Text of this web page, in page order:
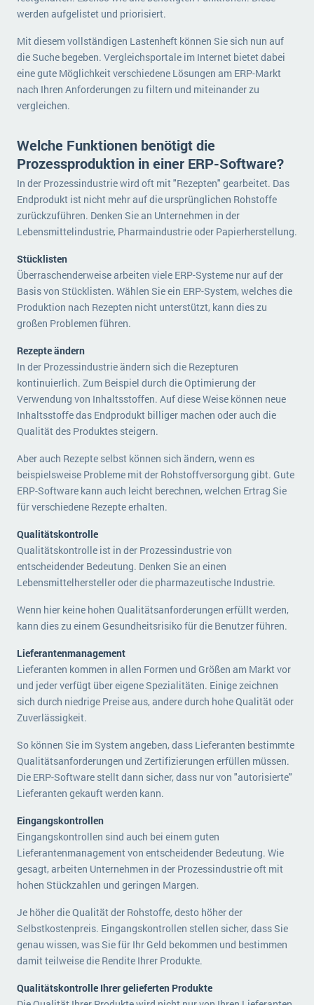
werden aufgelistet und priorisiert.
Mit diesem vollständigen Lastenheft können Sie sich nun auf
die Suche begeben. Vergleichsportale im Internet bietet dabei
eine gute Möglichkeit verschiedene Lösungen am ERP-Markt
nach Ihren Anforderungen zu filtern und miteinander zu
vergleichen.
Welche Funktionen benötigt die
Prozessproduktion in einer ERP-Software?
In der Prozessindustrie wird oft mit "Rezepten" gearbeitet. Das
Endprodukt ist nicht mehr auf die ursprünglichen Rohstoffe
zurückzuführen. Denken Sie an Unternehmen in der
Lebensmittelindustrie, Pharmaindustrie oder Papierherstellung.
Stücklisten
Überraschenderweise arbeiten viele ERP-Systeme nur auf der
Basis von Stücklisten. Wählen Sie ein ERP-System, welches die
Produktion nach Rezepten nicht unterstützt, kann dies zu
großen Problemen führen.
Rezepte ändern
In der Prozessindustrie ändern sich die Rezepturen
kontinuierlich. Zum Beispiel durch die Optimierung der
Verwendung von Inhaltsstoffen. Auf diese Weise können neue
Inhaltsstoffe das Endprodukt billiger machen oder auch die
Qualität des Produktes steigern.
Aber auch Rezepte selbst können sich ändern, wenn es
beispielsweise Probleme mit der Rohstoffversorgung gibt. Gute
ERP-Software kann auch leicht berechnen, welchen Ertrag Sie
für verschiedene Rezepte erhalten.
Qualitätskontrolle
Qualitätskontrolle ist in der Prozessindustrie von
entscheidender Bedeutung. Denken Sie an einen
Lebensmittelhersteller oder die pharmazeutische Industrie.
Wenn hier keine hohen Qualitätsanforderungen erfüllt werden,
kann dies zu einem Gesundheitsrisiko für die Benutzer führen.
Lieferantenmanagement
Lieferanten kommen in allen Formen und Größen am Markt vor
und jeder verfügt über eigene Spezialitäten. Einige zeichnen
sich durch niedrige Preise aus, andere durch hohe Qualität oder
Zuverlässigkeit.
So können Sie im System angeben, dass Lieferanten bestimmte
Qualitätsanforderungen und Zertifizierungen erfüllen müssen.
Die ERP-Software stellt dann sicher, dass nur von "autorisierte"
Lieferanten gekauft werden kann.
Eingangskontrollen
Eingangskontrollen sind auch bei einem guten
Lieferantenmanagement von entscheidender Bedeutung. Wie
gesagt, arbeiten Unternehmen in der Prozessindustrie oft mit
hohen Stückzahlen und geringen Margen.
Je höher die Qualität der Rohstoffe, desto höher der
Selbstkostenpreis. Eingangskontrollen stellen sicher, dass Sie
genau wissen, was Sie für Ihr Geld bekommen und bestimmen
damit teilweise die Rendite Ihrer Produkte.
Qualitätskontrolle Ihrer gelieferten Produkte